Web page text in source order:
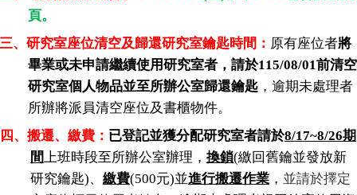
頁。
、研究室座位清空及歸還研究室鑰匙時間： 原有座位者將
畢業或未申請繼續使用研究室者，請於115/08/01前清空
研究室個人物品並至所辦公室歸還鑰匙，逾期未處理者
所辦將派員清空座位及書櫃物件。
四、搬遷、繳費： 已登記並獲分配研究室者請於8/17~8/26期
間 上班時段至所辦公室辦理， 換鎖(繳回舊鑰並發放新
研究鑰匙)、 繳費(500元)並進行搬遷作業， 並請於擇定